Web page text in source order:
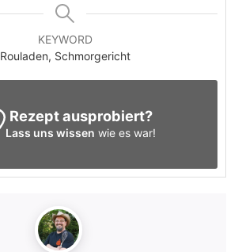
KEYWORD
Rouladen, Schmorgericht
Rezept ausprobiert?
Lass uns wissen wie es war!